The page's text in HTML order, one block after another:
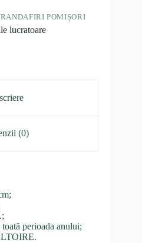
POMIȘORI
lucratoare
(0)
toată perioada anului;